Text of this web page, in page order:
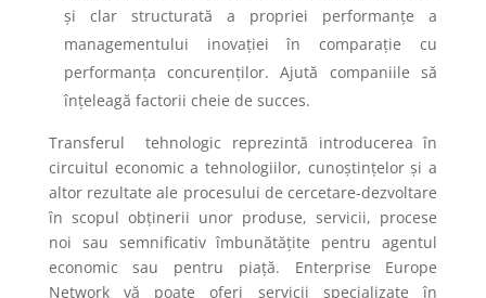
și clar structurată a propriei performanțe a
managementului inovației în comparație cu
performanța concurenților. Ajută companiile să
înțeleagă factorii cheie de succes.
Transferul tehnologic reprezintă introducerea în
circuitul economic a tehnologiilor, cunoștințelor și a
altor rezultate ale procesului de cercetare-dezvoltare
în scopul obținerii unor produse, servicii, procese
noi sau semnificativ îmbunătățite pentru agentul
economic sau pentru piață. Enterprise Europe
Network vă poate oferi servicii specializate în